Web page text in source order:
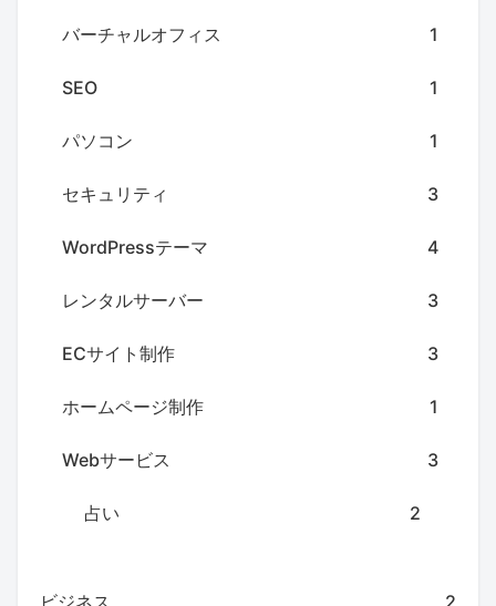
バーチャルオフィス 1
SEO 1
パソコン 1
セキュリティ 3
WordPressテーマ 4
レンタルサーバー 3
ECサイト制作 3
ホームページ制作 1
Webサービス 3
占い 2
ビジネス 2